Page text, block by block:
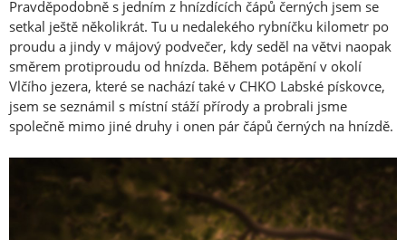
Pravděpodobně s jedním z hnízdících čápů černých jsem se
setkal ještě několikrát. Tu u nedalekého rybníčku kilometr po
proudu a jindy v májový podvečer, kdy seděl na větvi naopak
směrem protiproudu od hnízda. Během potápění v okolí
Vlčího jezera, které se nachází také v CHKO Labské pískovce,
jsem se seznámil s místní stáží přírody a probrali jsme
společně mimo jiné druhy i onen pár čápů černých na hnízdě.